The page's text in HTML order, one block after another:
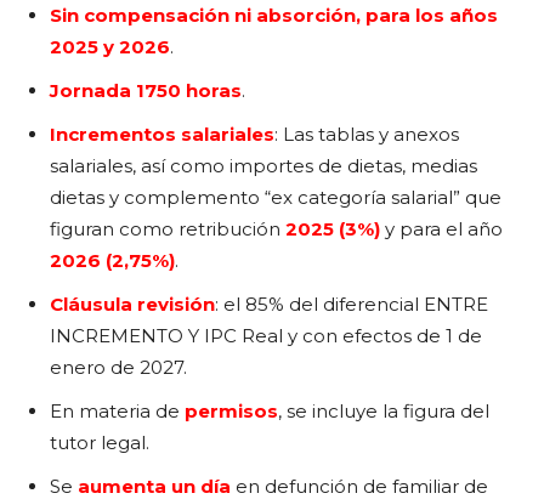
Sin compensación ni absorción, para los años
2025 y 2026.
Jornada 1750 horas.
Incrementos salariales: Las tablas y anexos
salariales, así como importes de dietas, medias
dietas y complemento “ex categoría salarial” que
figuran como retribución 2025 (3%) y para el año
2026 (2,75%).
Cláusula revisión: el 85% del diferencial ENTRE
INCREMENTO Y IPC Real y con efectos de 1 de
enero de 2027.
En materia de permisos, se incluye la figura del
tutor legal.
Se aumenta un día en defunción de familiar de